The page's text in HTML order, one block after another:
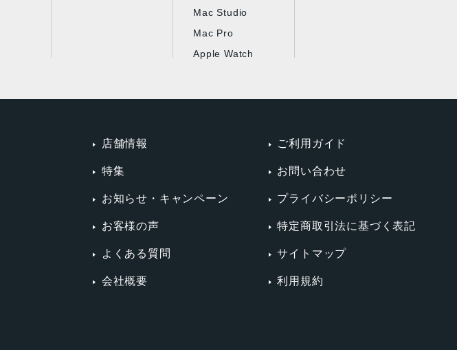
Mac Studio
Mac Pro
Apple Watch
店舗情報
特集
お知らせ・キャンペーン
お客様の声
よくある質問
会社概要
ご利用ガイド
お問い合わせ
プライバシーポリシー
特定商取引法に基づく表記
サイトマップ
利用規約